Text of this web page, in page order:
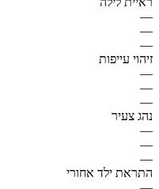
—
—
—
זיהוי עייפות
—
—
—
נהג צעיר
—
—
—
התראת ילד אחורי